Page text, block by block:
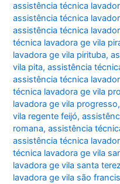
assistência técnica
assistência técnica
assistência técnica
técnica lavadora ge vila
lavadora ge vila pirituba,
vila pita,assistência
assistência técnica
técnica lavadora ge vila
lavadora ge vila progresso
vila regente feijó,
romana,assistência
assistência técnica
técnica lavadora ge vila
lavadora ge vila santa
lavadora ge vila são